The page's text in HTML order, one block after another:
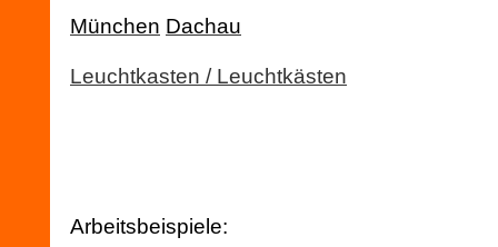
München Dachau
Leuchtkasten / Leuchtkästen
Arbeitsbeispiele: